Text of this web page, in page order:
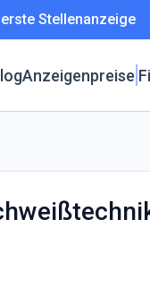
Stellenanzeige
Anzeigenpreise